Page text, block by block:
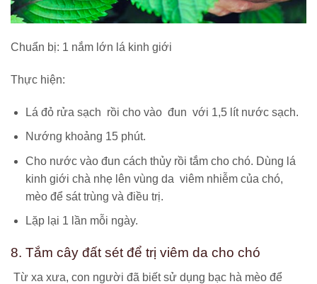
Chuẩn bị: 1 nắm lớn lá kinh giới
Thực hiện:
Lá đỏ rửa sạch rồi cho vào đun với 1,5 lít nước sạch.
Nướng khoảng 15 phút.
Cho nước vào đun cách thủy rồi tắm cho chó. Dùng lá
kinh giới chà nhẹ lên vùng da viêm nhiễm của chó,
mèo để sát trùng và điều trị.
Lặp lại 1 lần mỗi ngày.
8. Tắm cây đất sét để trị viêm da cho chó
Từ xa xưa, con người đã biết sử dụng bạc hà mèo để